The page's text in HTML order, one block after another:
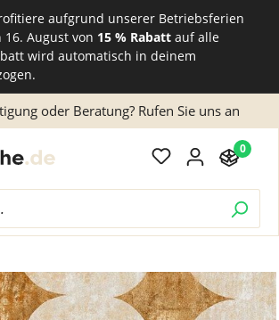
aufgrund unserer Betriebsferien
August von 15 % Rabatt auf alle
wird automatisch in deinem
Kostenlose Muster erhältlich
0